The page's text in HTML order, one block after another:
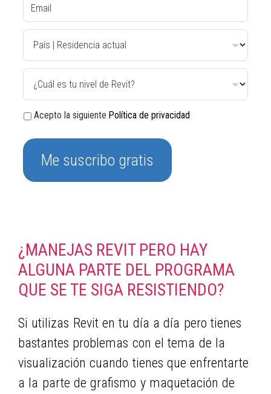
Acepto la siguiente Política de privacidad
¿MANEJAS REVIT PERO HAY
ALGUNA PARTE DEL PROGRAMA
QUE SE TE SIGA RESISTIENDO?
Si utilizas Revit en tu día a día pero tienes
bastantes problemas con el tema de la
visualización cuando tienes que enfrentarte
a la parte de grafismo y maquetación de